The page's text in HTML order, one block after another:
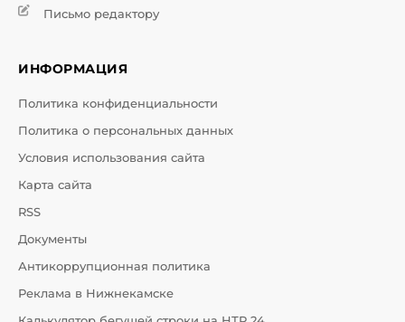
Письмо редактору
ИНФОРМАЦИЯ
Политика конфиденциальности
Политика о персональных данных
Условия использования сайта
Карта сайта
RSS
Документы
Антикоррупционная политика
Реклама в Нижнекамске